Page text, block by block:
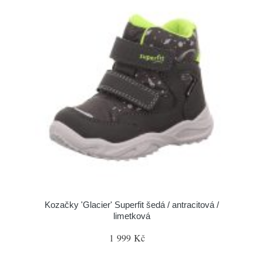
Kozačky 'Glacier' Superfit šedá / antracitová /
limetková
1 999 Kč